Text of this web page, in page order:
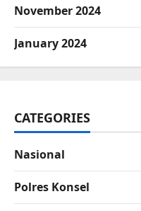
November 2024
January 2024
CATEGORIES
Nasional
Polres Konsel